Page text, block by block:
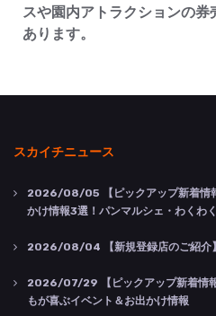
スや園内アトラクションの券
あります。
スカイチニュース
2026/08/05 【ピックアップ新着
かけ情報3選！パンマルシェ・わくわ
2026/08/04 【新規登録店のご紹介
2026/07/29 【ピックアップ新着情
もが喜ぶイベント＆お出かけ情報